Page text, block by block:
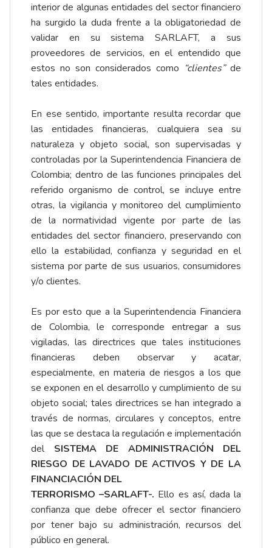
interior de algunas entidades del sector financiero
ha surgido la duda frente a la obligatoriedad de
validar en su sistema SARLAFT, a sus
proveedores de servicios, en el entendido que
estos no son considerados como “clientes” de
tales entidades.
En ese sentido, importante resulta recordar que
las entidades financieras, cualquiera sea su
naturaleza y objeto social, son supervisadas y
controladas por la Superintendencia Financiera de
Colombia; dentro de las funciones principales del
referido organismo de control, se incluye entre
otras, la vigilancia y monitoreo del cumplimiento
de la normatividad vigente por parte de las
entidades del sector financiero, preservando con
ello la estabilidad, confianza y seguridad en el
sistema por parte de sus usuarios, consumidores
y/o clientes.
Es por esto que a la Superintendencia Financiera
de Colombia, le corresponde entregar a sus
vigiladas, las directrices que tales instituciones
financieras deben observar y acatar,
especialmente, en materia de riesgos a los que
se exponen en el desarrollo y cumplimiento de su
objeto social; tales directrices se han integrado a
través de normas, circulares y conceptos, entre
las que se destaca la regulación e implementación
del SISTEMA DE ADMINISTRACIÓN DEL
RIESGO DE LAVADO DE ACTIVOS Y DE LA
FINANCIACIÓN DEL
TERRORISMO–SARLAFT-. Ello es así, dada la
confianza que debe ofrecer el sector financiero
por tener bajo su administración, recursos del
público en general.